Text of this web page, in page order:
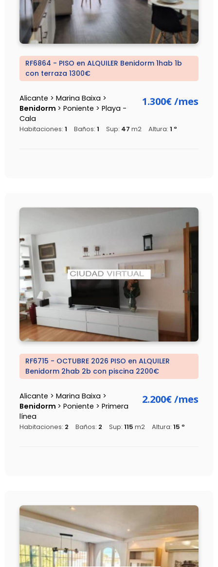
RF6864 - PISO en ALQUILER Benidorm 1hab 1b
con terraza 1300€
1.300€/mes
Alicante > Marina Baixa >
Benidorm > Poniente > Playa -
Cala
Habitaciones: 1 Baños: 1 Sup: 47 m2 Altura: 1 º
RF6715 - OCTUBRE 2026 PISO en ALQUILER
Benidorm 2hab 2b con piscina 2200€
2.200€/mes
Alicante > Marina Baixa >
Benidorm > Poniente > Primera
línea
Habitaciones: 2 Baños: 2 Sup: 115 m2 Altura: 15 º